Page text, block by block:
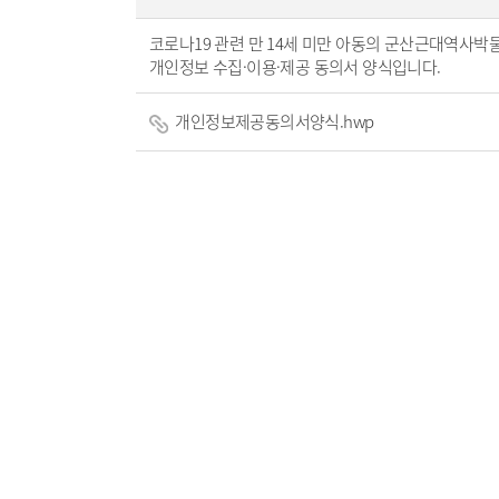
코로나19 관련 만 14세 미만 아동의 군산근대역사박
개인정보 수집·이용·제공 동의서 양식입니다.
개인정보제공동의서양식.hwp